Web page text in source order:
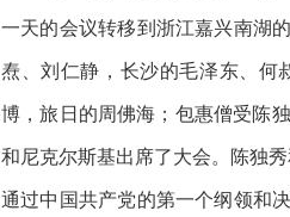
一天的会议转移到浙江嘉兴南湖
焘、刘仁静，长沙的毛泽东、何
博，旅日的周佛海；包惠僧受陈
和尼克尔斯基出席了大会。陈独
通过中国共产党的第一个纲领和